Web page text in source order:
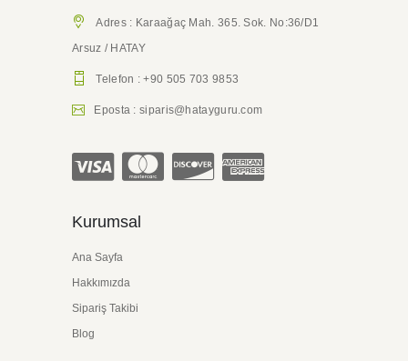
Adres : Karaağaç Mah. 365. Sok. No:36/D1
Arsuz / HATAY
Telefon : +90 505 703 9853
Eposta : siparis@hatayguru.com
Kurumsal
Ana Sayfa
Hakkımızda
Sipariş Takibi
Blog